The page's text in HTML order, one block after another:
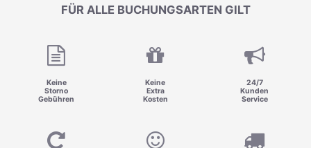
FÜR ALLE BUCHUNGSARTEN GILT
Keine
Storno
Gebühren
Keine
Extra
Kosten
24/7
Kunden
Service